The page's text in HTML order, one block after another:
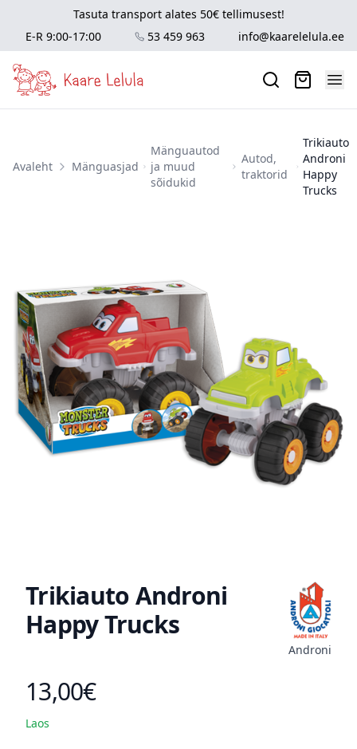
Tasuta transport alates 50€ tellimusest!
E-R 9:00-17:00
53 459 963 info@kaarelelula.ee
Avaleht Mänguasjad
Mänguautod
ja muud
sõidukid
Autod,
traktorid
Trikiauto
Androni
Happy
Trucks
Trikiauto Androni
Happy Trucks
Androni
Toote hind
13,00€
Laos